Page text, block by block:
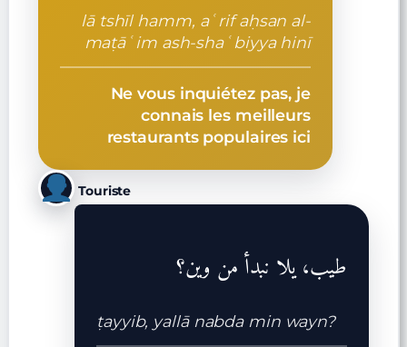
lā tshīl hamm, aʿrif aḥsan al-
maṭāʿim ash-shaʿbiyya hinī
Ne vous inquiétez pas, je
connais les meilleurs
restaurants populaires ici
Touriste
طيب، يلا نبدأ من وين؟
ṭayyib, yallā nabda min wayn?